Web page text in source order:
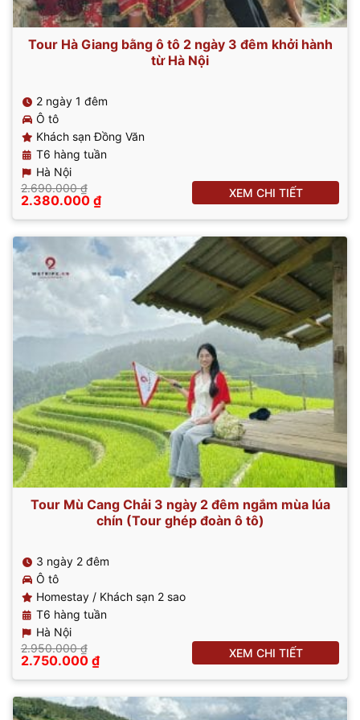
Tour Hà Giang bằng ô tô 2 ngày 3 đêm khởi hành
từ Hà Nội
2 ngày 1 đêm
Ô tô
Khách sạn Đồng Văn
T6 hàng tuần
Hà Nội
2.690.000₫
Giá
là:
2.690.000 ₫.
2.380.000 ₫Giá
hiện
tại
là:
2.380.000 ₫.
XEM CHI TIẾT
Tour Mù Cang Chải 3 ngày 2 đêm ngắm mùa lúa
chín (Tour ghép đoàn ô tô)
3 ngày 2 đêm
Ô tô
Homestay / Khách sạn 2 sao
T6 hàng tuần
Hà Nội
2.950.000₫
Giá
là:
2.950.000 ₫.
2.750.000 ₫Giá
hiện
tại
là:
2.750.000 ₫.
XEM CHI TIẾT